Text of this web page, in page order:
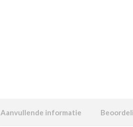
Aanvullende informatie